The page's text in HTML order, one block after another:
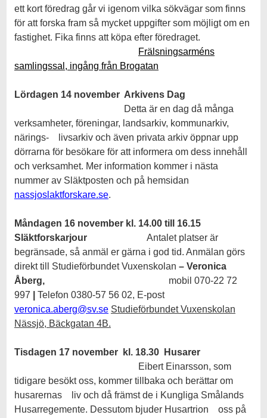
ett kort föredrag går vi igenom vilka sökvägar som finns
för att forska fram så mycket uppgifter som möjligt om en
fastighet. Fika finns att köpa efter föredraget.
Frälsningsarméns
samlingssal, ingång från Brogatan
Lördagen 14 november Arkivens Dag
Detta är en dag då många
verksamheter, föreningar, landsarkiv, kommunarkiv,
närings- livsarkiv och även privata arkiv öppnar upp
dörrarna för besökare för att informera om dess innehåll
och verksamhet. Mer information kommer i nästa
nummer av Släktposten och på hemsidan
nassjoslaktforskare.se.
Måndagen 16 november k l. 14.00 till 16.15
Släktforskarjour Antalet platser är
begränsade, så anmäl er gärna i god tid. Anmälan görs
direkt till Studieförbundet Vuxenskolan – Veronica
Åberg, mobil 070-22 72
997
Telefon 0380-57 56 02, E-post
veronica.aberg@sv.se Studieförbundet Vuxenskolan
Nässjö, Bäckgatan 4B.
Tisdagen 17 november k l. 18.30 Husarer
Eibert Einarsson, som
tidigare besökt oss, kommer tillbaka och berättar om
husarernas liv och då främst de i Kungliga Smålands
Husarregemente. Dessutom bjuder Husartrion oss på